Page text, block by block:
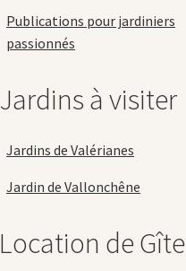
Publications pour jardiniers
passionnés
Jardins à visiter
Jardins de Valérianes
Jardin de Vallonchêne
Location de Gîte